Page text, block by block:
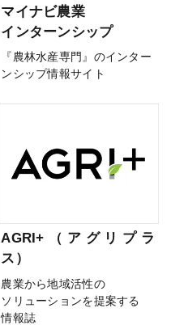
マイナビ農業
インターンシップ
『農林水産専門』のインター
ンシップ情報サイト
AGRI+（アグリプラ
ス）
農業から地域活性の
ソリューションを提案する
情報誌